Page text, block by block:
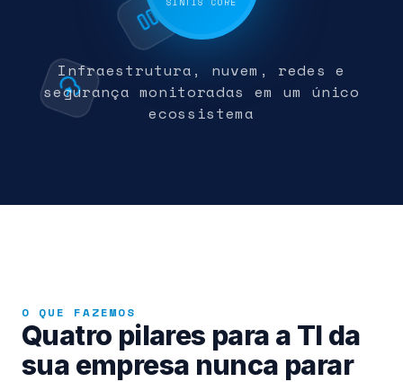
Infraestrutura, nuvem, redes e
segurança monitoradas em um único
ecossistema
O QUE FAZEMOS
Quatro pilares para a TI da
sua empresa nunca parar